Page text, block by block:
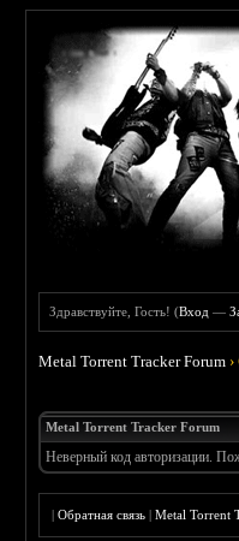
Здравствуйте, Гость! (Вход —
Metal Torrent Tracker Forum ›
Metal Torrent Tracker Forum
Неверный код авторизации.
|Обратная связь |Metal Torrent